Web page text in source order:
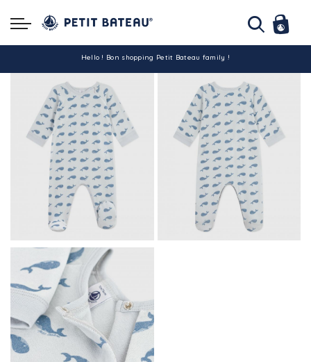
Hello ! Bon shopping Petit Bateau family !
La livraison est assurée partout en Tunisie !
-10% pour tout paiement par carte bancaire (hors promo)